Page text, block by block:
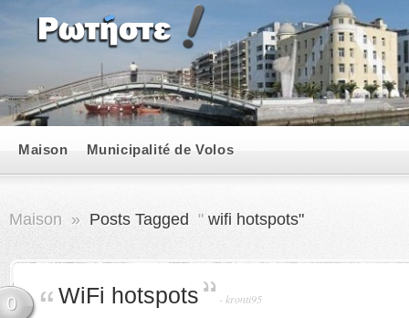
Maison Municipalité de Volos
Maison » Posts Tagged " wifi hotspots"
0 WiFi hotspots - kronti95